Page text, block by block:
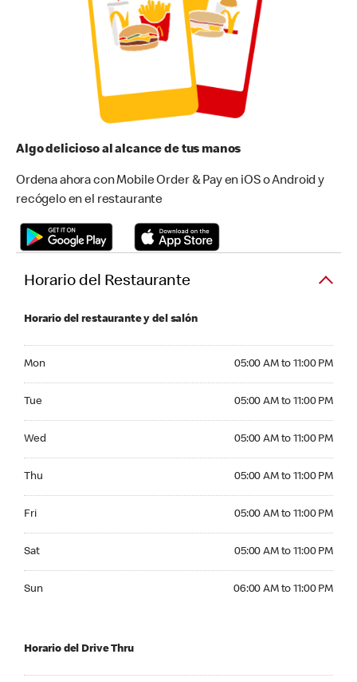
Algo delicioso al alcance de tus manos
Ordena ahora con Mobile Order & Pay en iOS o Android y
recógelo en el restaurante
Horario del Restaurante
Horario del restaurante y del salón
Mon 05:00 AM to 11:00 PM
Tue 05:00 AM to 11:00 PM
Wed 05:00 AM to 11:00 PM
Thu 05:00 AM to 11:00 PM
Fri 05:00 AM to 11:00 PM
Sat 05:00 AM to 11:00 PM
Sun 06:00 AM to 11:00 PM
Horario del Drive Thru